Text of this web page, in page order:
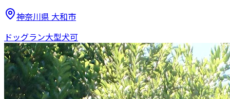
神奈川県 大和市
ドッグラン大型犬可